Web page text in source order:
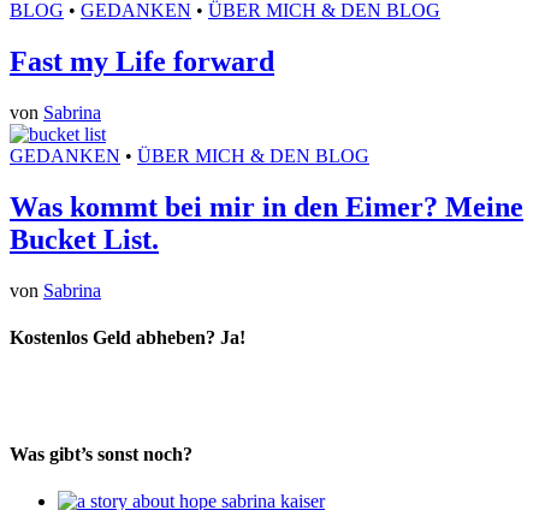
BLOG • GEDANKEN • ÜBER MICH & DEN BLOG
Fast my Life forward
von Sabrina
GEDANKEN • ÜBER MICH & DEN BLOG
Was kommt bei mir in den Eimer? Meine
Bucket List.
von Sabrina
Kostenlos Geld abheben? Ja!
Was gibt’s sonst noch?